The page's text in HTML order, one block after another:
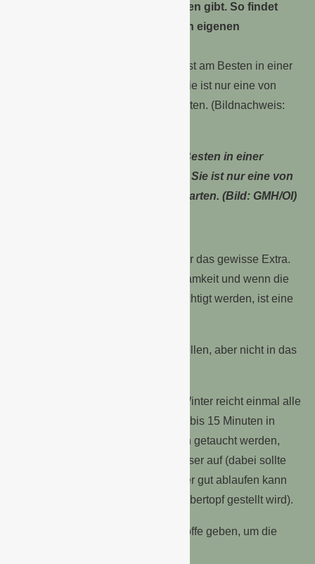
verschiedenen Farben und Größen gibt. So findet
sich immer eine Orchidee, die den eigenen
Die Vanda-Orchidee wächst am Besten in einer
Glasvase unter einer Lichtquelle. Sie ist nur eine von
25.000 verschiedenen Orchideenarten. (Bild: GMH/OI)
Eine Orchidee verleiht dem Interieur das gewisse Extra.
Sie benötigt keine große Aufmerksamkeit und wenn die
folgenden Empfehlungen berücksichtigt werden, ist eine
– Orchideen an einen hellen Ort stellen, aber nicht in das
– Einmal pro Woche wässern. Im Winter reicht einmal alle
zehn Tage. Wenn Orchideen für 10 bis 15 Minuten in
einen Eimer oder ein Waschbecken getaucht werden,
nehmen sie über ihre Wurzeln Wasser auf (dabei sollte
sichergestellt sein, dass das Wasser gut ablaufen kann
bevor die Orchidee zurück in den Übertopf gestellt wird).
– Einmal im Monat Pflanzennährstoffe geben, um die